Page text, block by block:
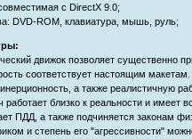
с DirectX 9.0;
DVD-ROM, клавиатура, мышь, руль;
движок позволяет существенно
соответствует настоящим
а также реалистичную
работает близко к реальности и имеет
ПДД, а также подчиняется законам
и степень его "агрессивности"